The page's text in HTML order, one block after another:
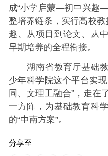
成“小学启蒙—初中兴趣
整培养链条，实行高校教
趣、从项目到论文、从
早期培养的全程衔接。
湖南省教育厅基础教
少年科学院这个平台实
同、文理工融合”，走在
一方阵，为基础教育科
的“中南方案”。
分享至